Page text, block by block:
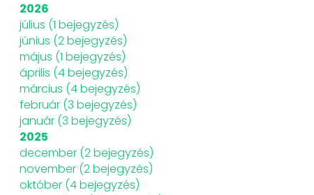
2026
július (1 bejegyzés)
június (2 bejegyzés)
május (1 bejegyzés)
április (4 bejegyzés)
március (4 bejegyzés)
február (3 bejegyzés)
január (3 bejegyzés)
2025
december (2 bejegyzés)
november (2 bejegyzés)
október (4 bejegyzés)